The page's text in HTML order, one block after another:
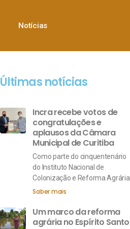
Notícias
Últimas notícias
Incra recebe votos de
congratulações e
aplausos da Câmara
Municipal de Curitiba
Como parte do cinquentenário
do Instituto Nacional de
Colonização e Reforma Agrária
Saber mais
Um marco da reforma
agrária no Espírito Santo